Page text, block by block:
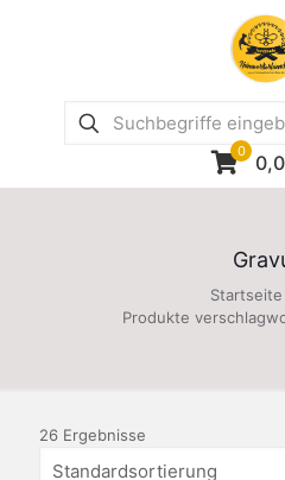
0
Startseite
Produkte
26 Ergebnisse